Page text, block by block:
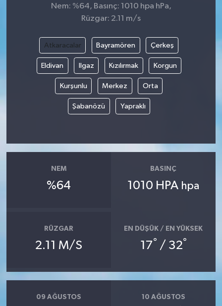
Nem: %64, Basınç: 1010 hpa hPa,
Rüzgar: 2.11 m/s
Atkaracalar Bayramören Çerkeş
Eldivan Ilgaz Kızılırmak Korgun
Kurşunlu Merkez Orta
Şabanözü Yapraklı
NEM
%64
BASINÇ
1010 HPA hpa
RÜZGAR
2.11 M/S
EN DÜŞÜK / EN YÜKSEK
17° / 32°
09 AĞUSTOS 10 AĞUSTOS